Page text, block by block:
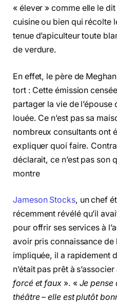
« élever » comme elle le
cuisine ou bien qui récolte
tenue d’apiculteur toute
de verdure.
En effet, le père de
tort : Cette émission
partager la vie de l’épouse
louée. Ce n’est pas sa
nombreux consultants ont
expliquer quoi faire.
déclarait, ce n’est pas son
montre
Jameson Stocks, un chef
récemment révélé qu’il
pour offrir ses services à
avoir pris connaissance de
impliquée, il a rapidement
n’était pas prêt à
forcé et faux». « Je pense
théâtre – elle est plutôt